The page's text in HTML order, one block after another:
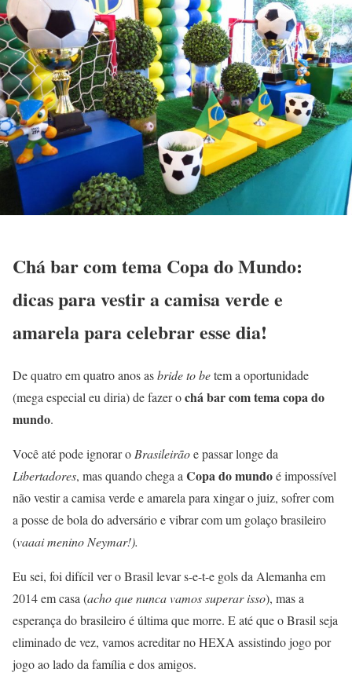
Chá bar com tema Copa do Mundo:
dicas para vestir a camisa verde e
amarela para celebrar esse dia!
De quatro em quatro anos asbride to betem a oportunidade
(mega especial eu diria) de fazer ochá bar com tema copa do
mundo.
Você até pode ignorar o Brasileirãoe passar longe da
Libertadores, mas quando chega a Copa do mundoé impossível
não vestir a camisa verde e amarela para xingar o juiz, sofrer com
a posse de bola do adversário e vibrar com um golaço brasileiro
(vaaai menino Neymar!).
Eu sei, foi difícil ver o Brasil levar s-e-t-e gols da Alemanha em
2014 em casa (acho que nunca vamos superar isso), mas a
esperança do brasileiro é última que morre. E até que o Brasil seja
eliminado de vez, vamos acreditar no HEXA assistindo jogo por
jogo ao lado da família e dos amigos.